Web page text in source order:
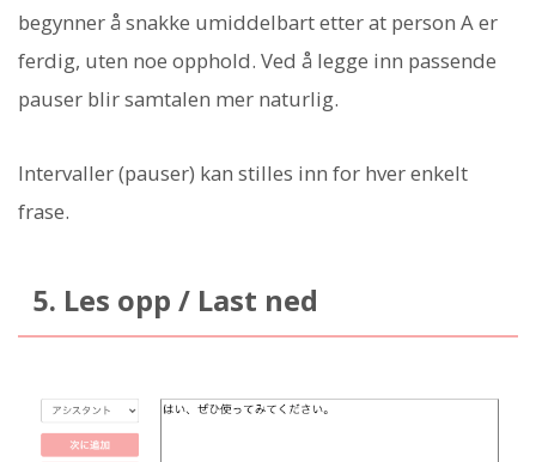
begynner å snakke umiddelbart etter at person A er
ferdig, uten noe opphold. Ved å legge inn passende
pauser blir samtalen mer naturlig.
Intervaller (pauser) kan stilles inn for hver enkelt
frase.
5. Les opp / Last ned